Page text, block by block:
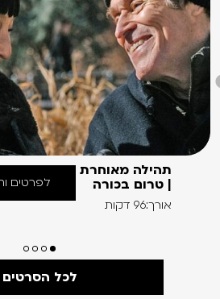
תהילה מאוחרת
| טרום בכורה
אורך:96 דקות
לפרטים
לכל הסרטים